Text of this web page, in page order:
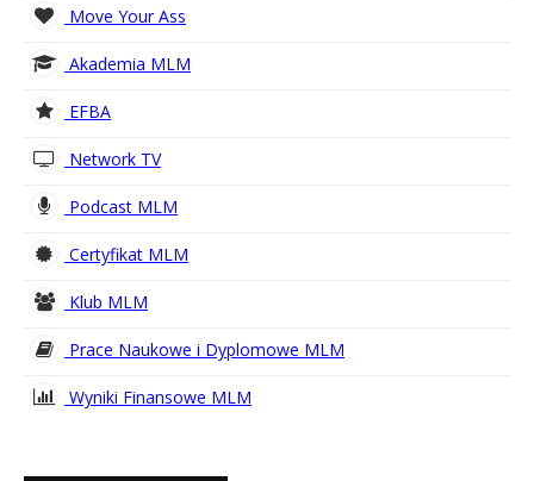
Move Your Ass
Akademia MLM
EFBA
Network TV
Podcast MLM
Certyfikat MLM
Klub MLM
Prace Naukowe i Dyplomowe MLM
Wyniki Finansowe MLM